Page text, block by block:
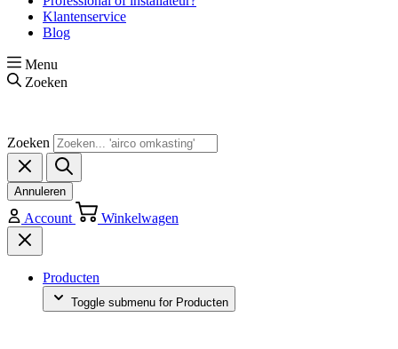
Klantenservice
Blog
Menu
Zoeken
Zoeken
Annuleren
Account Winkelwagen
Producten
Toggle submenu for Producten